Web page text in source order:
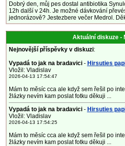
Dobrý den, můj pes dostal antibiotika
12h další v 24h. Je možné dávkování
jednorázově? Jestezbere večer Medrol.
Aktuální diskuze -
Nejnovější příspěvky v diskuzi:
Vypadá to jak na bradavici - Hirsuties
Vložil: Vladislav
2026-04-13 17:54:47
Mám to měsíc cca ale když sem řešil po
žlázky nevím kam poslat fotku děkuji ...
Vypadá to jak na bradavici - Hirsuties
Vložil: Vladislav
2026-04-13 17:54:25
Mám to měsíc cca ale když sem řešil po
žlázky nevím kam poslat fotku děkuji ...